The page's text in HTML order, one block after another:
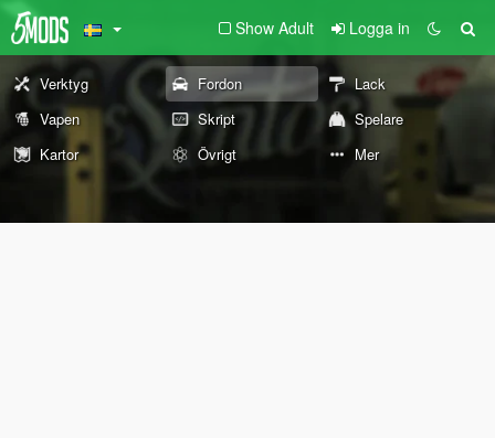
Show Adult Logga in
Verktyg Fordon
Lack
Vapen
Skript
Spelare
Kartor
Övrigt Mer